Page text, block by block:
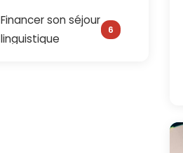
Financer son séjour
linguistique
6